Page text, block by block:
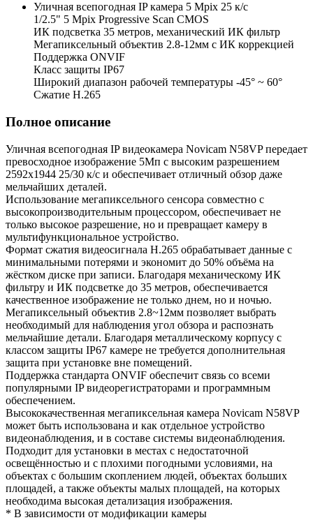
Уличная всепогодная IP камера 5 Mpix 25 к/с
1/2.5" 5 Mpix Progressive Scan CMOS
ИК подсветка 35 метров, механический ИК фильтр
Мегапиксельный объектив 2.8-12мм c ИК коррекцией
Поддержка ONVIF
Класс защиты IP67
Широкий диапазон рабочей температуры -45° ~ 60°
Сжатие H.265
Полное описание
Уличная всепогодная IP видеокамера Novicam N58VP передает
превосходное изображение 5Мп с высоким разрешением
2592x1944 25/30 к/с и обеспечивает отличный обзор даже
мельчайших деталей.
Использование мегапиксельного сенсора совместно с
высокопроизводительным процессором, обеспечивает не
только высокое разрешение, но и превращает камеру в
мультифункциональное устройство.
Формат сжатия видеосигнала H.265 обрабатывает данные с
минимальными потерями и экономит до 50% объёма на
жёстком диске при записи. Благодаря механическому ИК
фильтру и ИК подсветке до 35 метров, обеспечивается
качественное изображение не только днем, но и ночью.
Мегапиксельный объектив 2.8~12мм позволяет выбрать
необходимый для наблюдения угол обзора и распознать
мельчайшие детали. Благодаря металлическому корпусу с
классом защиты IP67 камере не требуется дополнительная
защита при установке вне помещений.
Поддержка стандарта ONVIF обеспечит связь со всеми
популярными IP видеорегистраторами и программным
обеспечением.
Высококачественная мегапиксельная камера Novicam N58VP
может быть использована и как отдельное устройство
видеонаблюдения, и в составе системы видеонаблюдения.
Подходит для установки в местах с недостаточной
освещённостью и с плохими погодными условиями, на
объектах с большим скоплением людей, объектах больших
площадей, а также объекты малых площадей, на которых
необходима высокая детализация изображения.
* В зависимости от модификации камеры